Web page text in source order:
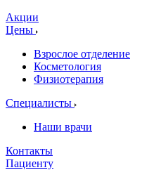
Акции
Цены
Взрослое отделение
Косметология
Физиотерапия
Специалисты
Наши врачи
Контакты
Пациенту